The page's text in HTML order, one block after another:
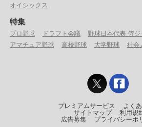
オイシックス
特集
プロ野球 ドラフト会議
野球日本代表 侍ジ
アマチュア野球
高校野球 大学野球 社会
プレミアムサービス
よく
サイトマップ
利用規
広告募集
プライバシーポ